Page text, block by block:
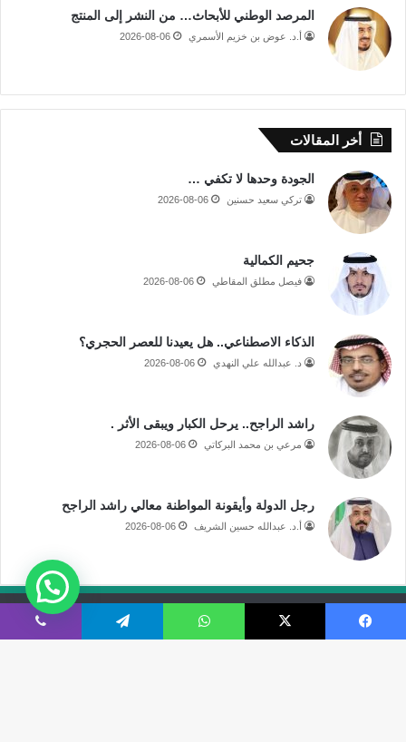
المرصد الوطني للأبحاث… من النشر إلى المنتج
أ.د. عوض بن خزيم الأسمري 2026-08-06
أخر المقالات
الجودة وحدها لا تكفي …
تركي سعيد حسنين 2026-08-06
جحيم الكمالية
فيصل مطلق المقاطي 2026-08-06
الذكاء الاصطناعي.. هل يعيدنا للعصر الحجري؟
د. عبدالله علي النهدي 2026-08-06
راشد الراجح.. يرحل الكبار ويبقى الأثر .
مرعي بن محمد البركاتي 2026-08-06
رجل الدولة وأيقونة المواطنة معالي راشد الراجح
أ.د. عبدالله حسين الشريف 2026-08-06
جميع الحقوق محفوظة لموقع صحيفة مكة الإلكترونية
فيسبوك ‫X واتساب تيلقرام ڤايبر